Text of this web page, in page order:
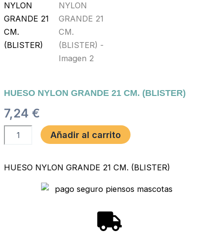
HUESO NYLON GRANDE 21 CM. (BLISTER)
7,24 €
NYLON
CM.
Añadir al carrito
HUESO NYLON GRANDE 21 CM. (BLISTER)